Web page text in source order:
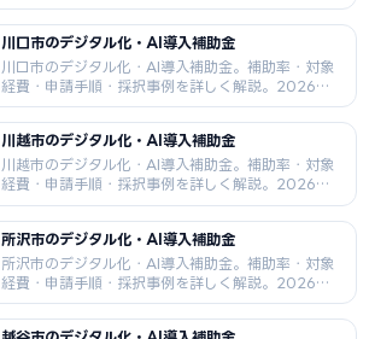
年最新版。
川口市のデジタル化・AI導入補助金
川口市のデジタル化・AI導入補助金。補助率・対象
経費・申請手順・採択事例を詳しく解説。2026年
最新版。
川越市のデジタル化・AI導入補助金
川越市のデジタル化・AI導入補助金。補助率・対象
経費・申請手順・採択事例を詳しく解説。2026年
最新版。
所沢市のデジタル化・AI導入補助金
所沢市のデジタル化・AI導入補助金。補助率・対象
経費・申請手順・採択事例を詳しく解説。2026年
最新版。